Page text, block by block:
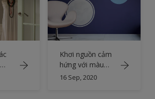
Khơi nguồn cảm
hứng với màu
xanh chàm ấn
16 Sep, 2020